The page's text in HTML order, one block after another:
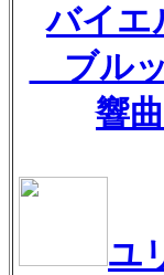
バイエ
ブル
響
ユ